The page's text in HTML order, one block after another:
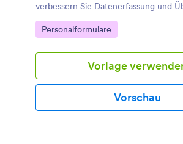
verbessern Sie Datenerfassung und
Personalabteilung und Führungskräfte
zentrale Formular-Antwort.
Go to Category:
Personalformulare
Vorlage
Vorschau